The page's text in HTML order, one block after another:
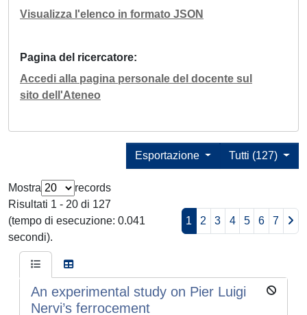
Visualizza l'elenco in formato JSON
Pagina del ricercatore
Accedi alla pagina personale del docente sul
sito dell'Ateneo
Tutti (127)
Esportazione
Mostra
records
Risultati 1 - 20 di 127
(tempo di esecuzione: 0.041
secondi).
1 2 3 4 5 6 7
An experimental study on Pier Luigi
Nervi’s ferrocement